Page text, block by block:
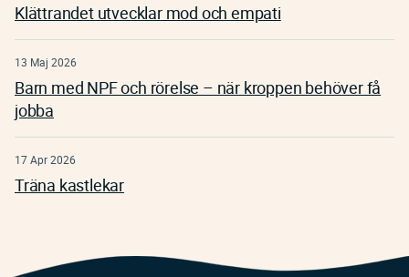
Klättrandet utvecklar mod och empati
13 Maj 2026
Barn med NPF och rörelse – när kroppen behöver få
jobba
17 Apr 2026
Träna kastlekar